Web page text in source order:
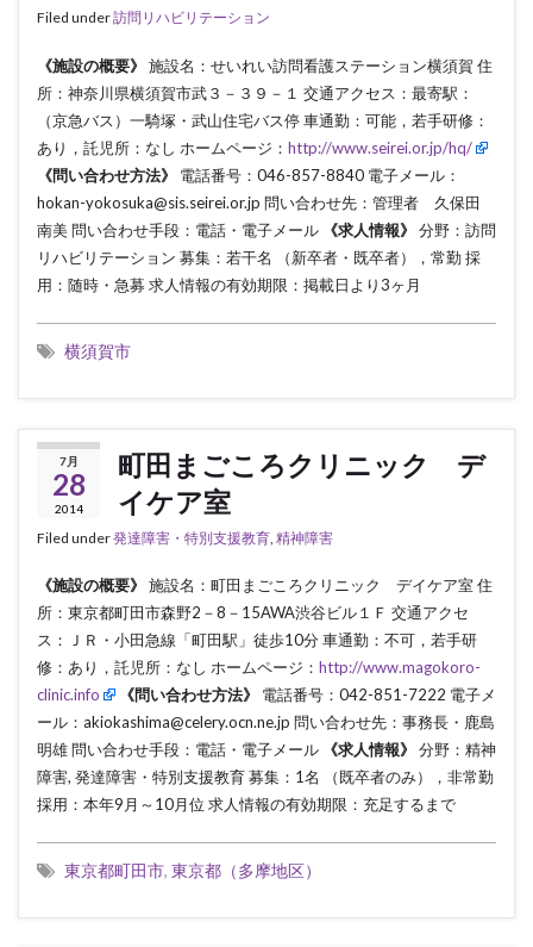
Filed under訪問リハビリテーション
《施設の概要》
施設名：せいれい訪問看護ステーション横須賀 住
所：神奈川県横須賀市武３－３９－１ 交通アクセス：最寄駅：
（京急バス）一騎塚・武山住宅バス停 車通勤：可能，若手研修：
あり，託児所：なし ホームページ： http://www.seirei.or.jp/hq/
《問い合わせ方法》
電話番号：046-857-8840 電子メール：
hokan-yokosuka@sis.seirei.or.jp 問い合わせ先：管理者 久保田
南美 問い合わせ手段：電話・電子メール
《求人情報》
分野：訪問
リハビリテーション 募集：若干名 （新卒者・既卒者），常勤 採
用：随時・急募 求人情報の有効期限：掲載日より3ヶ月
横須賀市
7月
28
2014
町田まごころクリニック デ
イケア室
Filed under発達障害・特別支援教育 精神障害
《施設の概要》
施設名：町田まごころクリニック デイケア室 住
所：東京都町田市森野2－8－15AWA渋谷ビル１Ｆ 交通アクセ
ス：ＪＲ・小田急線「町田駅」徒歩10分 車通勤：不可，若手研
修：あり，託児所：なし ホームページ： http://www.magokoro-
clinic.info
《問い合わせ方法》
電話番号：042-851-7222 電子メ
ール：akiokashima@celery.ocn.ne.jp 問い合わせ先：事務長・鹿島
明雄 問い合わせ手段：電話・電子メール
《求人情報》
分野：精神
障害, 発達障害・特別支援教育 募集：1名 （既卒者のみ），非常勤
採用：本年9月～10月位 求人情報の有効期限：充足するまで
東京都町田市, 東京都（多摩地区）